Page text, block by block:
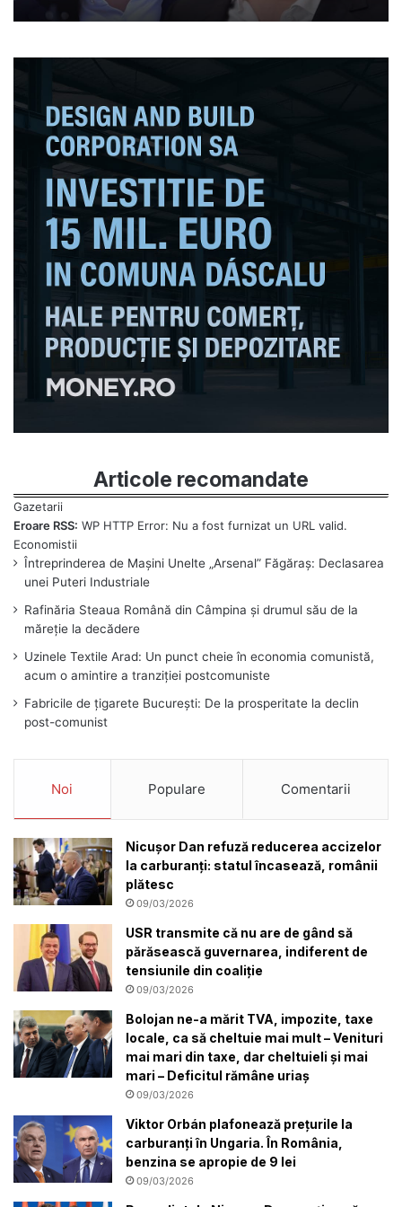
cei de la USR țin să iasă în
Articole recomandate
Eroare RSS: WP HTTP Error: Nu a fost furnizat un URL valid.
Întreprinderea de Mașini Unelte „Arsenal” Făgăraș: Declasarea
unei Puteri Industriale
Rafinăria Steaua Română din Câmpina și drumul său de la
măreție la decădere
Uzinele Textile Arad: Un punct cheie în economia comunistă,
acum o amintire a tranziției postcomuniste
Fabricile de țigarete București: De la prosperitate la declin
post-comunist
Noi Populare Comentarii
Nicușor Dan refuză reducerea accizelor
la carburanți: statul încasează, românii
plătesc
09/03/2026
USR transmite că nu are de gând să
părăsească guvernarea, indiferent de
tensiunile din coaliție
09/03/2026
Bolojan ne-a mărit TVA, impozite, taxe
locale, ca să cheltuie mai mult – Venituri
mai mari din taxe, dar cheltuieli și mai
mari – Deficitul rămâne uriaș
09/03/2026
Viktor Orbán plafonează prețurile la
carburanți în Ungaria. În România,
benzina se apropie de 9 lei
09/03/2026